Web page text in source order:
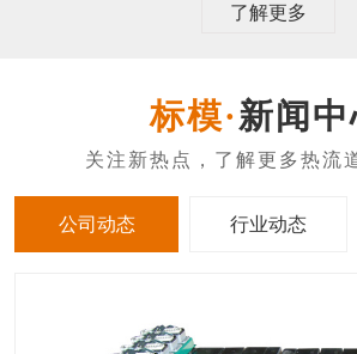
了解更多
新闻中
公司动态 行业动态